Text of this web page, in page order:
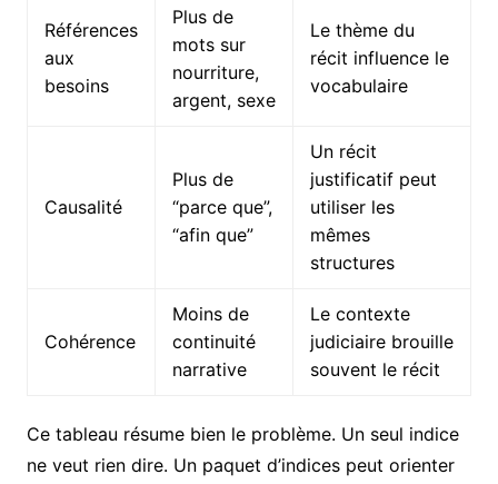
Références
aux
besoins
Plus de
mots sur
nourriture,
argent, sexe
Le thème du
récit influence le
vocabulaire
Causalité
Plus de
“parce que”,
“afin que”
Un récit
justificatif peut
utiliser les
mêmes
structures
Cohérence
Moins de
continuité
narrative
Le contexte
judiciaire brouille
souvent le récit
Ce tableau résume bien le problème. Un seul indice
ne veut rien dire. Un paquet d’indices peut orienter